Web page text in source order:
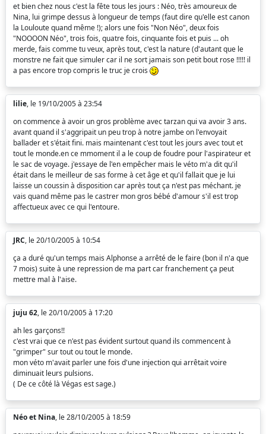
et bien chez nous c'est la fête tous les jours : Néo, très amoureux de
Nina, lui grimpe dessus à longueur de temps (faut dire qu'elle est canon
la Louloute quand même !); alors une fois "Non Néo", deux fois
"NOOOON Néo", trois fois, quatre fois, cinquante fois et puis ... oh
merde, fais comme tu veux, après tout, c'est la nature (d'autant que le
monstre ne fait que simuler car il ne sort jamais son petit bout rose !!!!! il
a pas encore trop compris le truc je crois
lilie, le 19/10/2005 à 23:54
on commence à avoir un gros problème avec tarzan qui va avoir 3 ans.
avant quand il s'aggripait un peu trop à notre jambe on l'envoyait
ballader et s'était fini. mais maintenant c'est tout les jours avec tout et
tout le monde.en ce mmoment il a le coup de foudre pour l'aspirateur et
le sac de voyage. j'essaye de l'en empêcher mais le véto m'a dit qu'il
était dans le meilleur de sas forme à cet âge et qu'il fallait que je lui
laisse un coussin à disposition car après tout ça n'est pas méchant. je
vais quand même pas le castrer mon gros bébé d'amour s'il est trop
affectueux avec ce qui l'entoure.
JRC, le 20/10/2005 à 10:54
ça a duré qu'un temps mais Alphonse a arrêté de le faire (bon il n'a que
7 mois) suite à une repression de ma part car franchement ça peut
mettre mal à l'aise.
juju 62, le 20/10/2005 à 17:20
ah les garçons!!
c'est vrai que ce n'est pas évident surtout quand ils commencent à
"grimper" sur tout ou tout le monde.
mon véto m'avait parler une fois d'une injection qui arrêtait voire
diminuait leurs pulsions.
( De ce côté là Végas est sage.)
Néo et Nina, le 28/10/2005 à 18:59